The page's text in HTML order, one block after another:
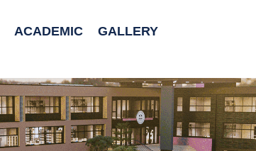
ACADEMIC
GALLERY